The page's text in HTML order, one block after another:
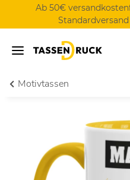
Ab 50€
Motivtassen